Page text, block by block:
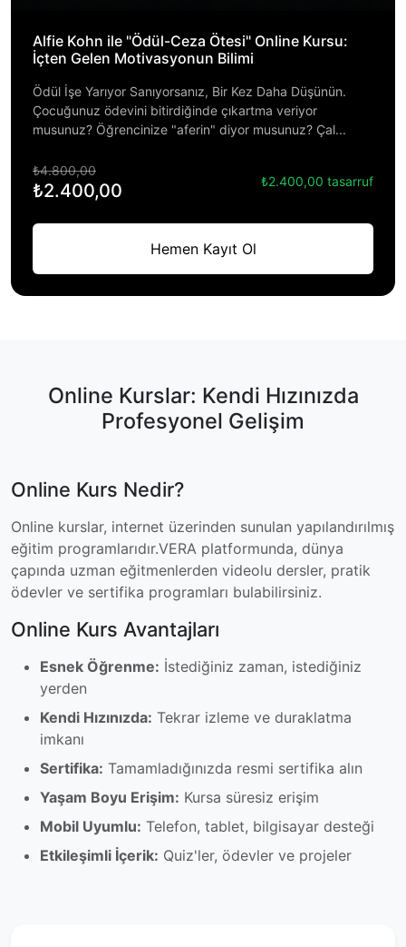
Alfie Kohn ile "Ödül-Ceza Ötesi" Online Kursu:
İçten Gelen Motivasyonun Bilimi
Ödül İşe Yarıyor Sanıyorsanız, Bir Kez Daha Düşünün.
Çocuğunuz ödevini bitirdiğinde çıkartma veriyor
musunuz? Öğrencinize "aferin" diyor musunuz? Çal...
₺4.800,00
₺2.400,00 ₺2.400,00 tasarruf
Hemen Kayıt Ol
Online Kurslar: Kendi Hızınızda
Profesyonel Gelişim
Online Kurs Nedir?
Online kurslar, internet üzerinden sunulan yapılandırılmış
eğitim programlarıdır.VERA platformunda, dünya
çapında uzman eğitmenlerden videolu dersler, pratik
ödevler ve sertifika programları bulabilirsiniz.
Online Kurs Avantajları
Esnek Öğrenme: İstediğiniz zaman, istediğiniz
yerden
Kendi Hızınızda: Tekrar izleme ve duraklatma
imkanı
Sertifika: Tamamladığınızda resmi sertifika alın
Yaşam Boyu Erişim: Kursa süresiz erişim
Mobil Uyumlu: Telefon, tablet, bilgisayar desteği
Etkileşimli İçerik: Quiz'ler, ödevler ve projeler